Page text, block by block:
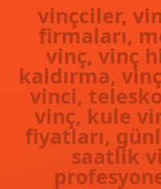
vinçciler,
firmaları,
vinç, vinç
kaldırma,
vinci,
vinç, kule
fiyatları,
saatlik